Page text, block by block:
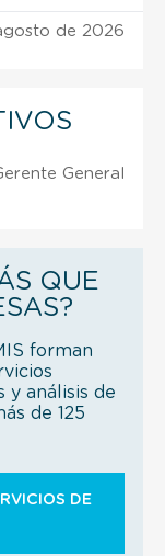
de 2026
General
QUE
forman
y análisis de
de 125
DE